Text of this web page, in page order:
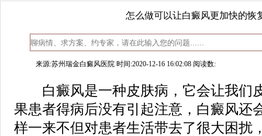
怎么做可以让白癜风更加快的恢
来源:苏州瑞金白癜风医院 时间:2020-12-16 16:02:08 阅读数:
白癜风是一种皮肤病，它会让我们
果患者得病后没有引起注意，白癜风还
样一来不但对患者生活带去了很大困扰